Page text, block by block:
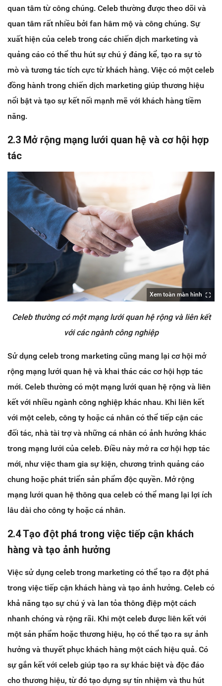
quan tâm từ công chúng. Celeb thường được theo dõi và
quan tâm rất nhiều bởi fan hâm mộ và công chúng. Sự
xuất hiện của celeb trong các chiến dịch marketing và
quảng cáo có thể thu hút sự chú ý đáng kể, tạo ra sự tò
mò và tương tác tích cực từ khách hàng. Việc có một celeb
đồng hành trong chiến dịch marketing giúp thương hiệu
nổi bật và tạo sự kết nối mạnh mẽ với khách hàng tiềm
năng.
2.3 Mở rộng mạng lưới quan hệ và cơ hội hợp
tác
Xem toàn màn hình
Celeb thường có một mạng lưới quan hệ rộng và liên kết
với các ngành công nghiệp
Sử dụng celeb trong marketing cũng mang lại cơ hội mở
rộng mạng lưới quan hệ và khai thác các cơ hội hợp tác
mới. Celeb thường có một mạng lưới quan hệ rộng và liên
kết với nhiều ngành công nghiệp khác nhau. Khi liên kết
với một celeb, công ty hoặc cá nhân có thể tiếp cận các
đối tác, nhà tài trợ và những cá nhân có ảnh hưởng khác
trong mạng lưới của celeb. Điều này mở ra cơ hội hợp tác
mới, như việc tham gia sự kiện, chương trình quảng cáo
chung hoặc phát triển sản phẩm độc quyền. Mở rộng
mạng lưới quan hệ thông qua celeb có thể mang lại lợi ích
lâu dài cho công ty hoặc cá nhân.
2.4 Tạo đột phá trong việc tiếp cận khách
hàng và tạo ảnh hưởng
Việc sử dụng celeb trong marketing có thể tạo ra đột phá
trong việc tiếp cận khách hàng và tạo ảnh hưởng. Celeb có
khả năng tạo sự chú ý và lan tỏa thông điệp một cách
nhanh chóng và rộng rãi. Khi một celeb được liên kết với
một sản phẩm hoặc thương hiệu, họ có thể tạo ra sự ảnh
hưởng và thuyết phục khách hàng một cách hiệu quả. Có
sự gắn kết với celeb giúp tạo ra sự khác biệt và độc đáo
cho thương hiệu, từ đó tạo dựng sự tín nhiệm và thu hút